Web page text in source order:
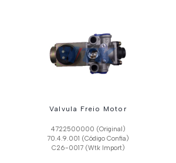
Valvula Freio Motor
4722500000 (Original)
70.4.9.001 (Código Confia)
C26-0017 (Wtk Import)